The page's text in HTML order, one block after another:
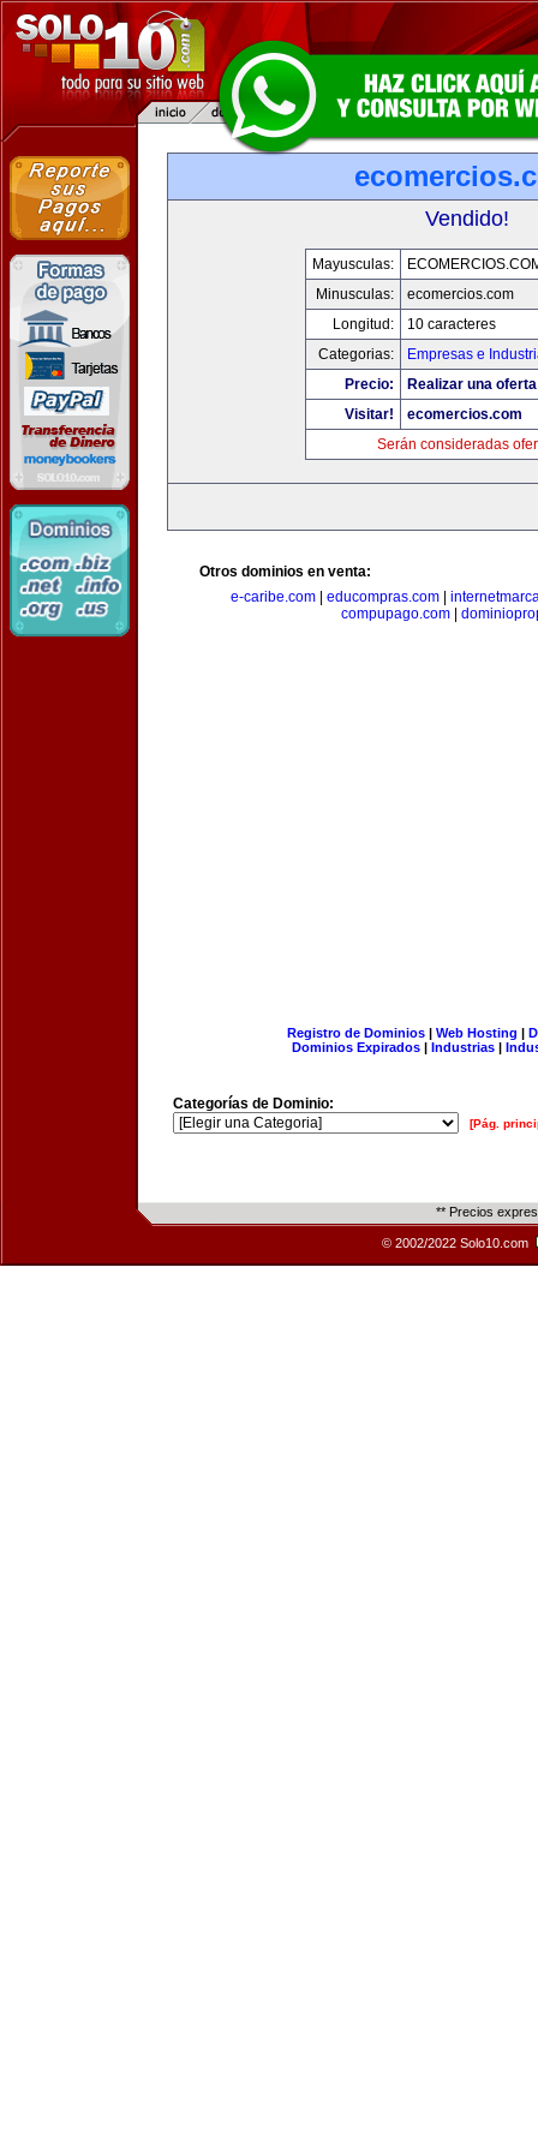
Vendido!
Mayusculas:
Minusculas:
ecomercios.com
Longitud:
10 caracteres
Categorias:
Empresas e
Precio:
Realizar una
Visitar!
ecomercios.com
Serán consideradas
Otros dominios en venta:
e-caribe.com| educompras.com|
compupago.com|
Registro de Dominios| Web Hosting |
Dominios Expirados | Industrias |
Categorías de Dominio:
[Pág.
** Precios
© 2002/2022 Solo10.com